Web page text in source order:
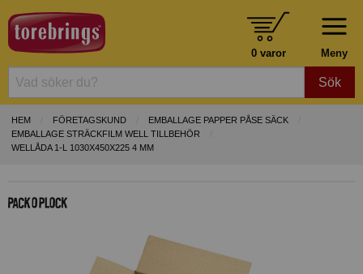
Meny
0 varor
Sök
HEM FÖRETAGSKUND
EMBALLAGE PAPPER PÅSE SÄCK
EMBALLAGE STRÄCKFILM WELL TILLBEHÖR
WELLÅDA 1-L 1030X450X225 4 MM